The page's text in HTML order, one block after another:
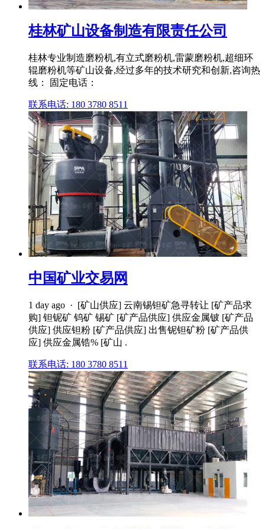
桂林矿山设备制造有限责任公司
桂林专业制造磨粉机,有立式磨粉机,雷蒙磨粉机,超细环
辊磨粉机等矿山设备,经过多年的技术研究和创新,咨询热
线： 固定电话：
联系电话: 180 3780 8511
中国矿业交易网
1 day ago · [矿山供应] 云南锡钽矿急寻转让 [矿产品求
购] 钽铌矿 钨矿 锡矿 [矿产品供应] 供应金属铍 [矿产品
供应] 供应钽粉 [矿产品供应] 出售铌钽矿粉 [矿产品供
应] 供应金属锆% [矿山 .
联系电话: 180 3780 8511